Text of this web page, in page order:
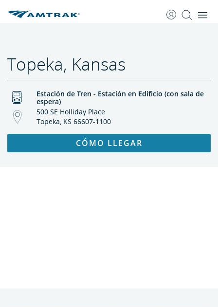
Topeka, Kansas
Estación de Tren - Estación en Edificio (con sala de
espera)
500 SE Holliday Place
Topeka, KS 66607-1100
CÓMO LLEGAR